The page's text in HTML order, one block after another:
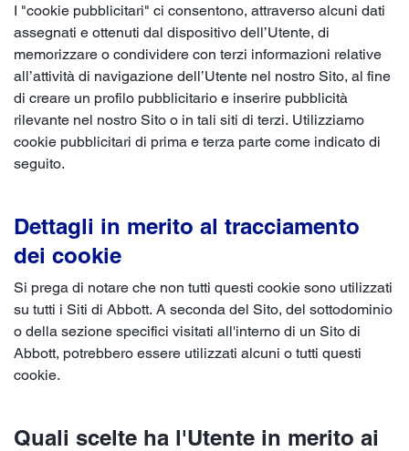
I "cookie pubblicitari" ci consentono, attraverso alcuni dati
assegnati e ottenuti dal dispositivo dell’Utente, di
memorizzare o condividere con terzi informazioni relative
all’attività di navigazione dell’Utente nel nostro Sito, al fine
di creare un profilo pubblicitario e inserire pubblicità
rilevante nel nostro Sito o in tali siti di terzi. Utilizziamo
cookie pubblicitari di prima e terza parte come indicato di
seguito.
Dettagli in merito al tracciamento
dei cookie
Si prega di notare che non tutti questi cookie sono utilizzati
su tutti i Siti di Abbott. A seconda del Sito, del sottodominio
o della sezione specifici visitati all'interno di un Sito di
Abbott, potrebbero essere utilizzati alcuni o tutti questi
cookie.
Quali scelte ha l'Utente in merito ai